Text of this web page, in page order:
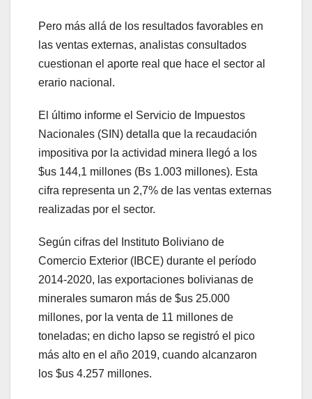
Pero más allá de los resultados favorables en
las ventas externas, analistas consultados
cuestionan el aporte real que hace el sector al
erario nacional.
El último informe el Servicio de Impuestos
Nacionales (SIN) detalla que la recaudación
impositiva por la actividad minera llegó a los
$us 144,1 millones (Bs 1.003 millones). Esta
cifra representa un 2,7% de las ventas externas
realizadas por el sector.
Según cifras del Instituto Boliviano de
Comercio Exterior (IBCE) durante el período
2014-2020, las exportaciones bolivianas de
minerales sumaron más de $us 25.000
millones, por la venta de 11 millones de
toneladas; en dicho lapso se registró el pico
más alto en el año 2019, cuando alcanzaron
los $us 4.257 millones.